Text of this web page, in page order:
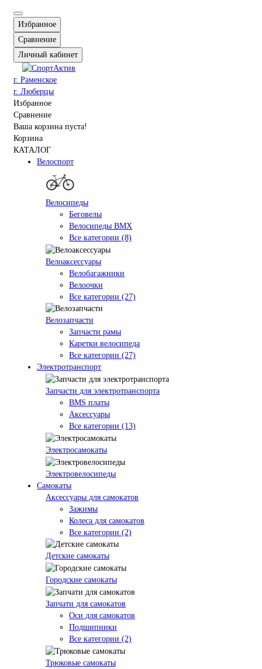
Избранное
Сравнение
Личный кабинет
г. Раменское
г. Люберцы
Избранное
Сравнение
Ваша корзина пуста!
Корзина
КАТАЛОГ
Велоспорт
Велосипеды
Беговелы
Велосипеды BMX
Все категории (8)
Велоаксессуары
Велобагажники
Велоочки
Все категории (27)
Велозапчасти
Запчасти рамы
Каретки велосипеда
Все категории (27)
Электротранспорт
Запчасти для электротранспорта
BMS платы
Аксессуары
Все категории (13)
Электросамокаты
Электровелосипеды
Самокаты
Аксессуары для самокатов
Зажимы
Колеса для самокатов
Все категории (2)
Детские самокаты
Городские самокаты
Запчати для самокатов
Оси для самокатов
Подшипники
Все категории (2)
Трюковые самокаты